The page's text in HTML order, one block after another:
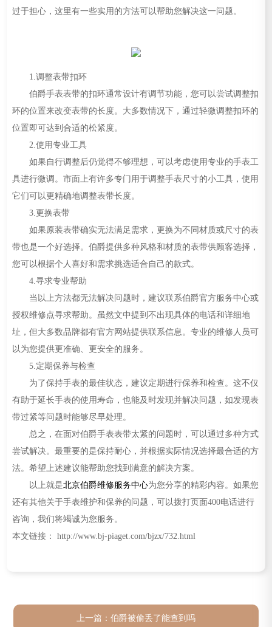
过于担心，这里有一些实用的方法可以帮助您解决这一问题。
1.调整表带扣环
伯爵手表表带的扣环通常设计有调节功能，您可以尝试调整扣
环的位置来改变表带的长度。大多数情况下，通过轻微调整扣环的
位置即可达到合适的松紧度。
2.使用专业工具
如果自行调整后仍觉得不够理想，可以考虑使用专业的手表工
具进行微调。市面上有许多专门用于调整手表尺寸的小工具，使用
它们可以更精确地调整表带长度。
3.更换表带
如果原装表带确实无法满足需求，更换为不同材质或尺寸的表
带也是一个好选择。伯爵提供多种风格和材质的表带供顾客选择，
您可以根据个人喜好和需求挑选适合自己的款式。
4.寻求专业帮助
当以上方法都无法解决问题时，建议联系伯爵官方服务中心或
授权维修点寻求帮助。虽然文中提到不出现具体的电话和详细地
址，但大多数品牌都有官方网站提供联系信息。专业的维修人员可
以为您提供更准确、更安全的服务。
5.定期保养与检查
为了保持手表的最佳状态，建议定期进行保养和检查。这不仅
有助于延长手表的使用寿命，也能及时发现并解决问题，如发现表
带过紧等问题时能够尽早处理。
总之，在面对伯爵手表表带太紧的问题时，可以通过多种方式
尝试解决。最重要的是保持耐心，并根据实际情况选择最合适的方
法。希望上述建议能帮助您找到满意的解决方案。
以上就是北京伯爵维修服务中心为您分享的精彩内容。如果您
还有其他关于手表维护和保养的问题，可以拨打页面400电话进行
咨询，我们将竭诚为您服务。
本文链接： http://www.bj-piaget.com/bjzx/732.html
上一篇： 伯爵被偷丢了能查到吗